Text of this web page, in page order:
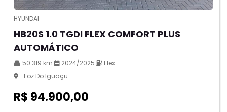
HYUNDAI
HB20S 1.0 TGDI FLEX COMFORT PLUS
AUTOMÁTICO
50.319 km 2024/2025
Flex
Foz Do Iguaçu
R$ 94.900,00